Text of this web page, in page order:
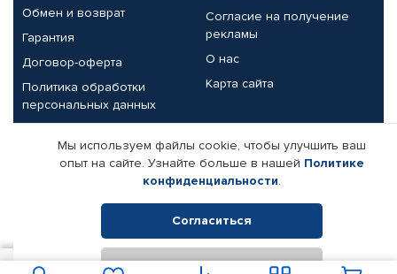
Обмен и возврат
Гарантия
Договор-оферта
Политика обработки
персональных данных
Согласие на получение
рекламы
О нас
Карта сайта
Партнерам
Корпоративным клиентам
Поставщикам
Реквизиты компании
© КАМАЗ ЦЕНТР ДОНЕЦК, 2015-2026. Все права защищены.
Мы используем файлы cookie, чтобы улучшить ваш
опыт на сайте. Узнайте больше в нашей Политике
конфиденциальности.
Согласиться
Отклонить